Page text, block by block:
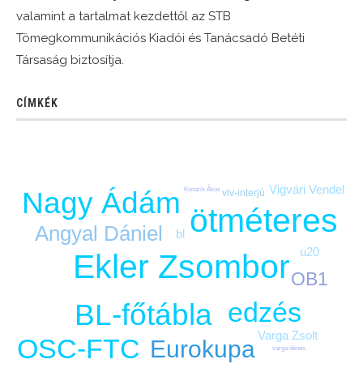
valamint a tartalmat kezdettől az STB
Tömegkommunikációs Kiadói és Tanácsadó Betéti
Társaság biztosítja.
CÍMKÉK
Ekler Zsombor
ötméteres
BL-főtábla
Nagy Ádám
edzés
OSC-FTC Eurokupa
Angyal Dániel
OB1
bl
u20
Varga Zsolt
Vigvári Vendel
vlv-interjú
Konarik Ákos
varga dénes